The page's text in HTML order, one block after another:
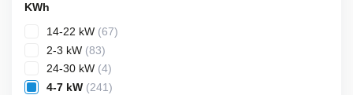
KWh
14-22 kW 6767
2-3 kW 8383
products
24-30 kW 44
products
4-7 kW 241241